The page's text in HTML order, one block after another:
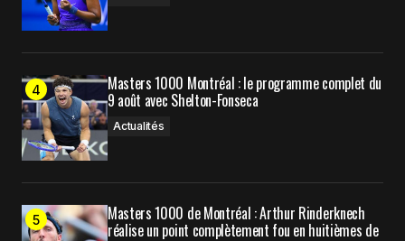
Masters 1000 Montréal : le programme complet du
9 août avec Shelton-Fonseca
Actualités
Masters 1000 de Montréal : Arthur Rinderknech
réalise un point complètement fou en huitièmes de